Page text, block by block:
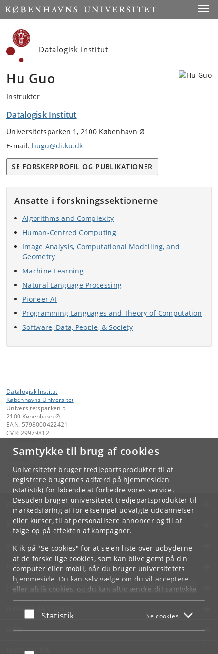
Samtykke til brug af cookies
Universitetet bruger tredjepartsprodukter til at
registrere brugernes adfærd på hjemmesiden
(statistik) for løbende at forbedre vores service.
Desuden bruger universitetet tredjepartsprodukter til
markedsføring af for eksempel udvalgte uddannelser
eller kurser, til at personalisere annoncer og til at
følge op på effekten af kampagner.
Klik på "Se cookies" for at se en liste over udbyderne
af de forskellige cookies, som kan blive gemt på din
computer eller mobil, når du bruger universitetets
hjemmeside. Du kan selv vælge om du vil acceptere
eller afslå cookies, og du kan altid ændre dit samtykke
underCookie- og privatlivspolitiksom du finder i
bunden af hver side.
Acceptér eller afslå
Statistik Se cookies
Start
Datalogisk Institut
Hu Guo
Instruktor
Datalogisk Institut
Universitetsparken 1, 2100 København Ø
E-mail: hugu@di.ku.dk
SE FORSKERPROFIL OG PUBLIKATIONER
Ansatte i forskningssektionerne
Algorithms and Complexity
Human-Centred Computing
Image Analysis, Computational Modelling, and
Geometry
Machine Learning
Natural Language Processing
Pioneer AI
Programming Languages and Theory of Computation
Software, Data, People, & Society
Datalogisk Institut
Københavns Universitet
Universitetsparken 5
2100 København Ø
EAN: 5798000422421
CVR: 29979812
Datalogisk Institut
KØBENHAVNS UNIVERSITET
KONTAKT
SERVICES
FOR STUDERENDE OG ANSATTE
JOB OG KARRIERE
NØDSITUATIONER
WEB
MØD KU PÅ